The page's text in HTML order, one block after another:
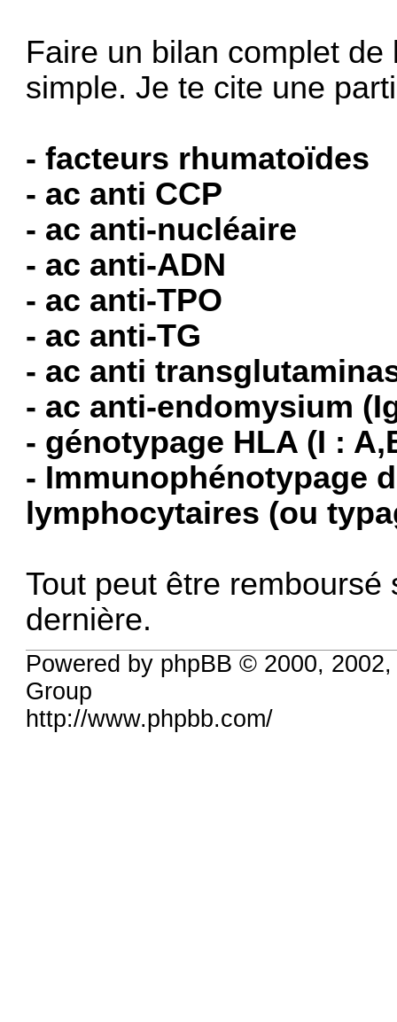
Faire un bilan complet
simple. Je te cite une
- facteurs rhumatoïdes
- ac anti CCP
- ac anti-nucléaire
- ac anti-ADN
- ac anti-TPO
- ac anti-TG
- ac anti
- ac anti-endomysium
- génotypage HLA (I :
- Immunophénotypage
lymphocytaires (ou
Tout peut être
dernière.
Powered by phpBB © 2000,
Group
http://www.phpbb.com/